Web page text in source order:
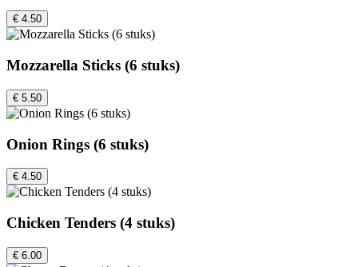
€ 4.50
Mozzarella Sticks (6 stuks)
€ 5.50
Onion Rings (6 stuks)
€ 4.50
Chicken Tenders (4 stuks)
€ 6.00